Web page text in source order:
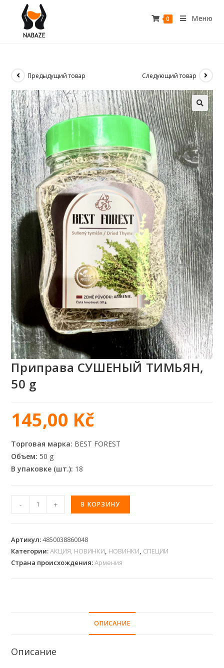
0 Меню
Предыдущий товар Следующий товар
Приправа СУШЕНЫЙ ТИМЬЯН,
50 g
145,00 Kč
Торговая марка: BEST FOREST
Объем: 50 g
В упаковке (шт.): 18
- + В КОРЗИНУ
Артикул:4850038860048
Категории:АКЦИЯ, НОВИНКИ НОВИНКИ СПЕЦИИ
Страна происхождения:Армения
ОПИСАНИЕ
Описание